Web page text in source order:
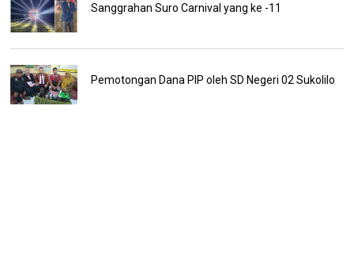
Sanggrahan Suro Carnival yang ke -11
Pemotongan Dana PIP oleh SD Negeri 02 Sukolilo